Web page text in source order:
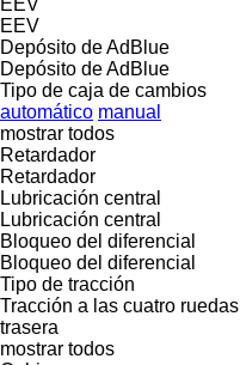
EEV
Depósito de AdBlue
Depósito de AdBlue
Tipo de caja de cambios
automático manual
mostrar todos
Retardador
Retardador
Lubricación central
Lubricación central
Bloqueo del diferencial
Bloqueo del diferencial
Tipo de tracción
Tracción a las cuatro ruedas
trasera
mostrar todos